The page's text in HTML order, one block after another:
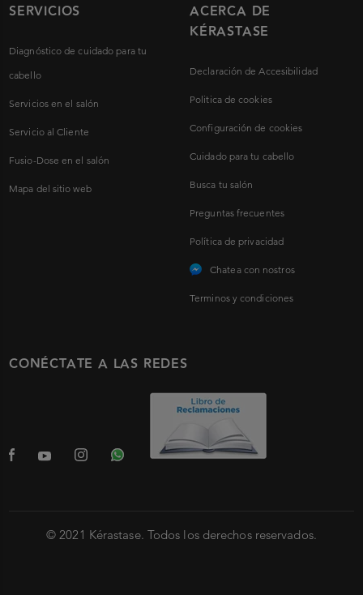
SERVICIOS
Diagnóstico de cuidado para tu
cabello
Servicios en el salón
Servicio al Cliente
Fusio-Dose en el salón
Mapa del sitio web
ACERCA DE
KÉRASTASE
Declaración de Accesibilidad
Politica de cookies
Configuración de cookies
Cuidado para tu cabello
Busca tu salón
Preguntas frecuentes
Política de privacidad
Chatea con nostros
Terminos y condiciones
CONÉCTATE A LAS REDES
© 2021 Kérastase. Todos los derechos reservados.